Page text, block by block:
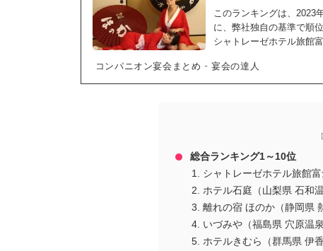
このランキングは、2023
に、弊社独自の基準で順
シャトレーゼホテル旅館
コンパニオン宴会まとめ - 宴会の達人
総合ランキング1～10位
シャトレーゼホテル旅館
ホテル石庭（山梨県 石和温
離れの宿 ほのか（静岡県
いづみや（福島県 穴原温泉
ホテルきむら（群馬県 伊香